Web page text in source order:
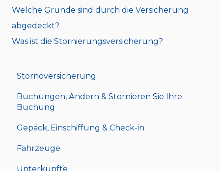
Welche Gründe sind durch die Versicherung
abgedeckt?
Was ist die Stornierungsversicherung?
Stornoversicherung
Buchungen, Ändern & Stornieren Sie Ihre
Buchung
Gepäck, Einschiffung & Check-in
Fahrzeuge
Unterkünfte